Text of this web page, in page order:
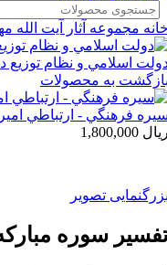
مجموعه آثار آيت الله
اسلامي و نظام توزيع
به محصولات
فرهنگي - ارتباطي
تصویر
سوره